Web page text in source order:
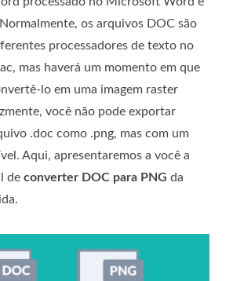
os arquivos DOC são
processadores de texto no
mas haverá um momento em que
lo em uma imagem raster
você não pode exportar
.doc como .png, mas com um
Aqui, apresentaremos a você a
de converter DOC para PNG da